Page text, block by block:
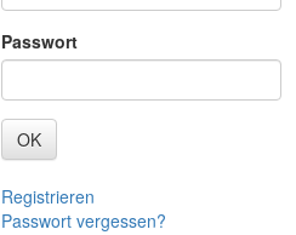
Passwort
OK
Registrieren
Passwort vergessen?